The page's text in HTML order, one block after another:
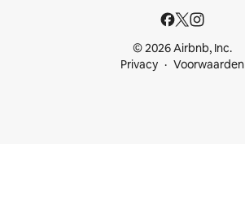
© 2026 Airbnb, Inc.
Privacy
Voorwaarden